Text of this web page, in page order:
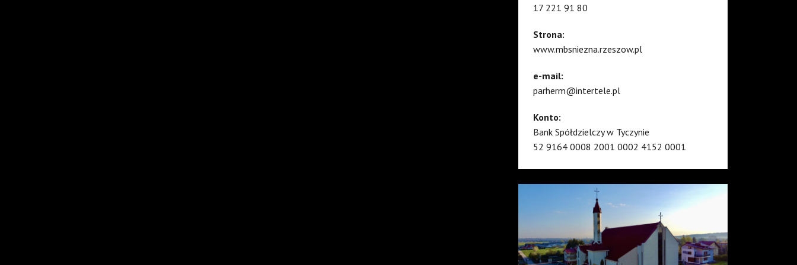
17 221 91 80
Strona:
www.mbsniezna.rzeszow.pl
e-mail:
parherm@intertele.pl
Konto:
Bank Spółdzielczy w Tyczynie
52 9164 0008 2001 0002 4152 0001